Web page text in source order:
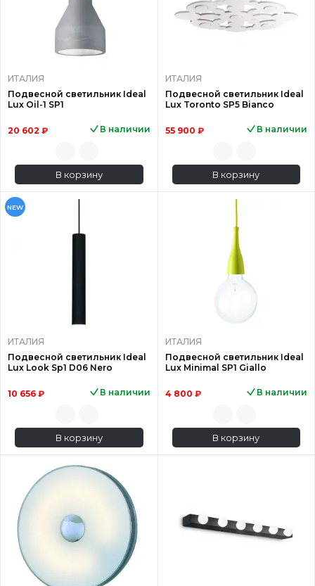
ИТАЛИЯ
Подвесной светильник Ideal
Lux Oil-1 SP1
20 602 ₽ В наличии
В корзину
ИТАЛИЯ
Подвесной светильник Ideal
Lux Toronto SP5 Bianco
55 900 ₽ В наличии
В корзину
NEW
ИТАЛИЯ
Подвесной светильник Ideal
Lux Look Sp1 D06 Nero
10 656 ₽ В наличии
В корзину
ИТАЛИЯ
Подвесной светильник Ideal
Lux Minimal SP1 Giallo
4 800 ₽ В наличии
В корзину